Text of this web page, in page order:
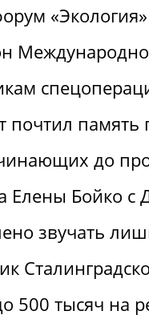
почтил
до
Елены Бойко
звучать
500 тысяч на